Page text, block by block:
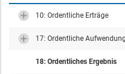
10: Ordentliche Erträge
17: Ordentliche
18: Ordentliches Ergebnis